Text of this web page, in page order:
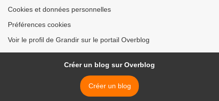
Cookies et données personnelles
Préférences cookies
Voir le profil de Grandir sur le portail Overblog
Créer un blog sur Overblog
Créer un blog